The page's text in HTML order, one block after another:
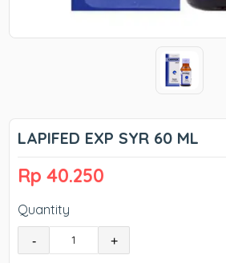
LAPIFED EXP SYR 60 ML
Rp 40.250
Quantity
- +